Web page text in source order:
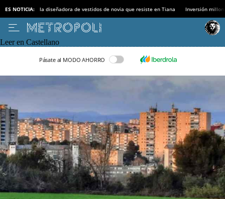
ES NOTICIA: la diseñadora de vestidos de novia que resiste en Tiana Inversión
Leer en Castellano
Pásate al MODO AHORRO